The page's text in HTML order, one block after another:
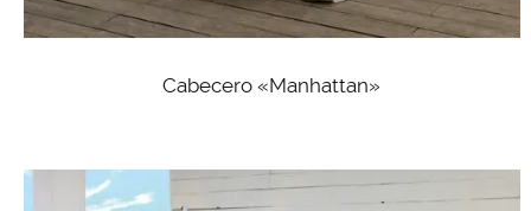
Cabecero «Manhattan»